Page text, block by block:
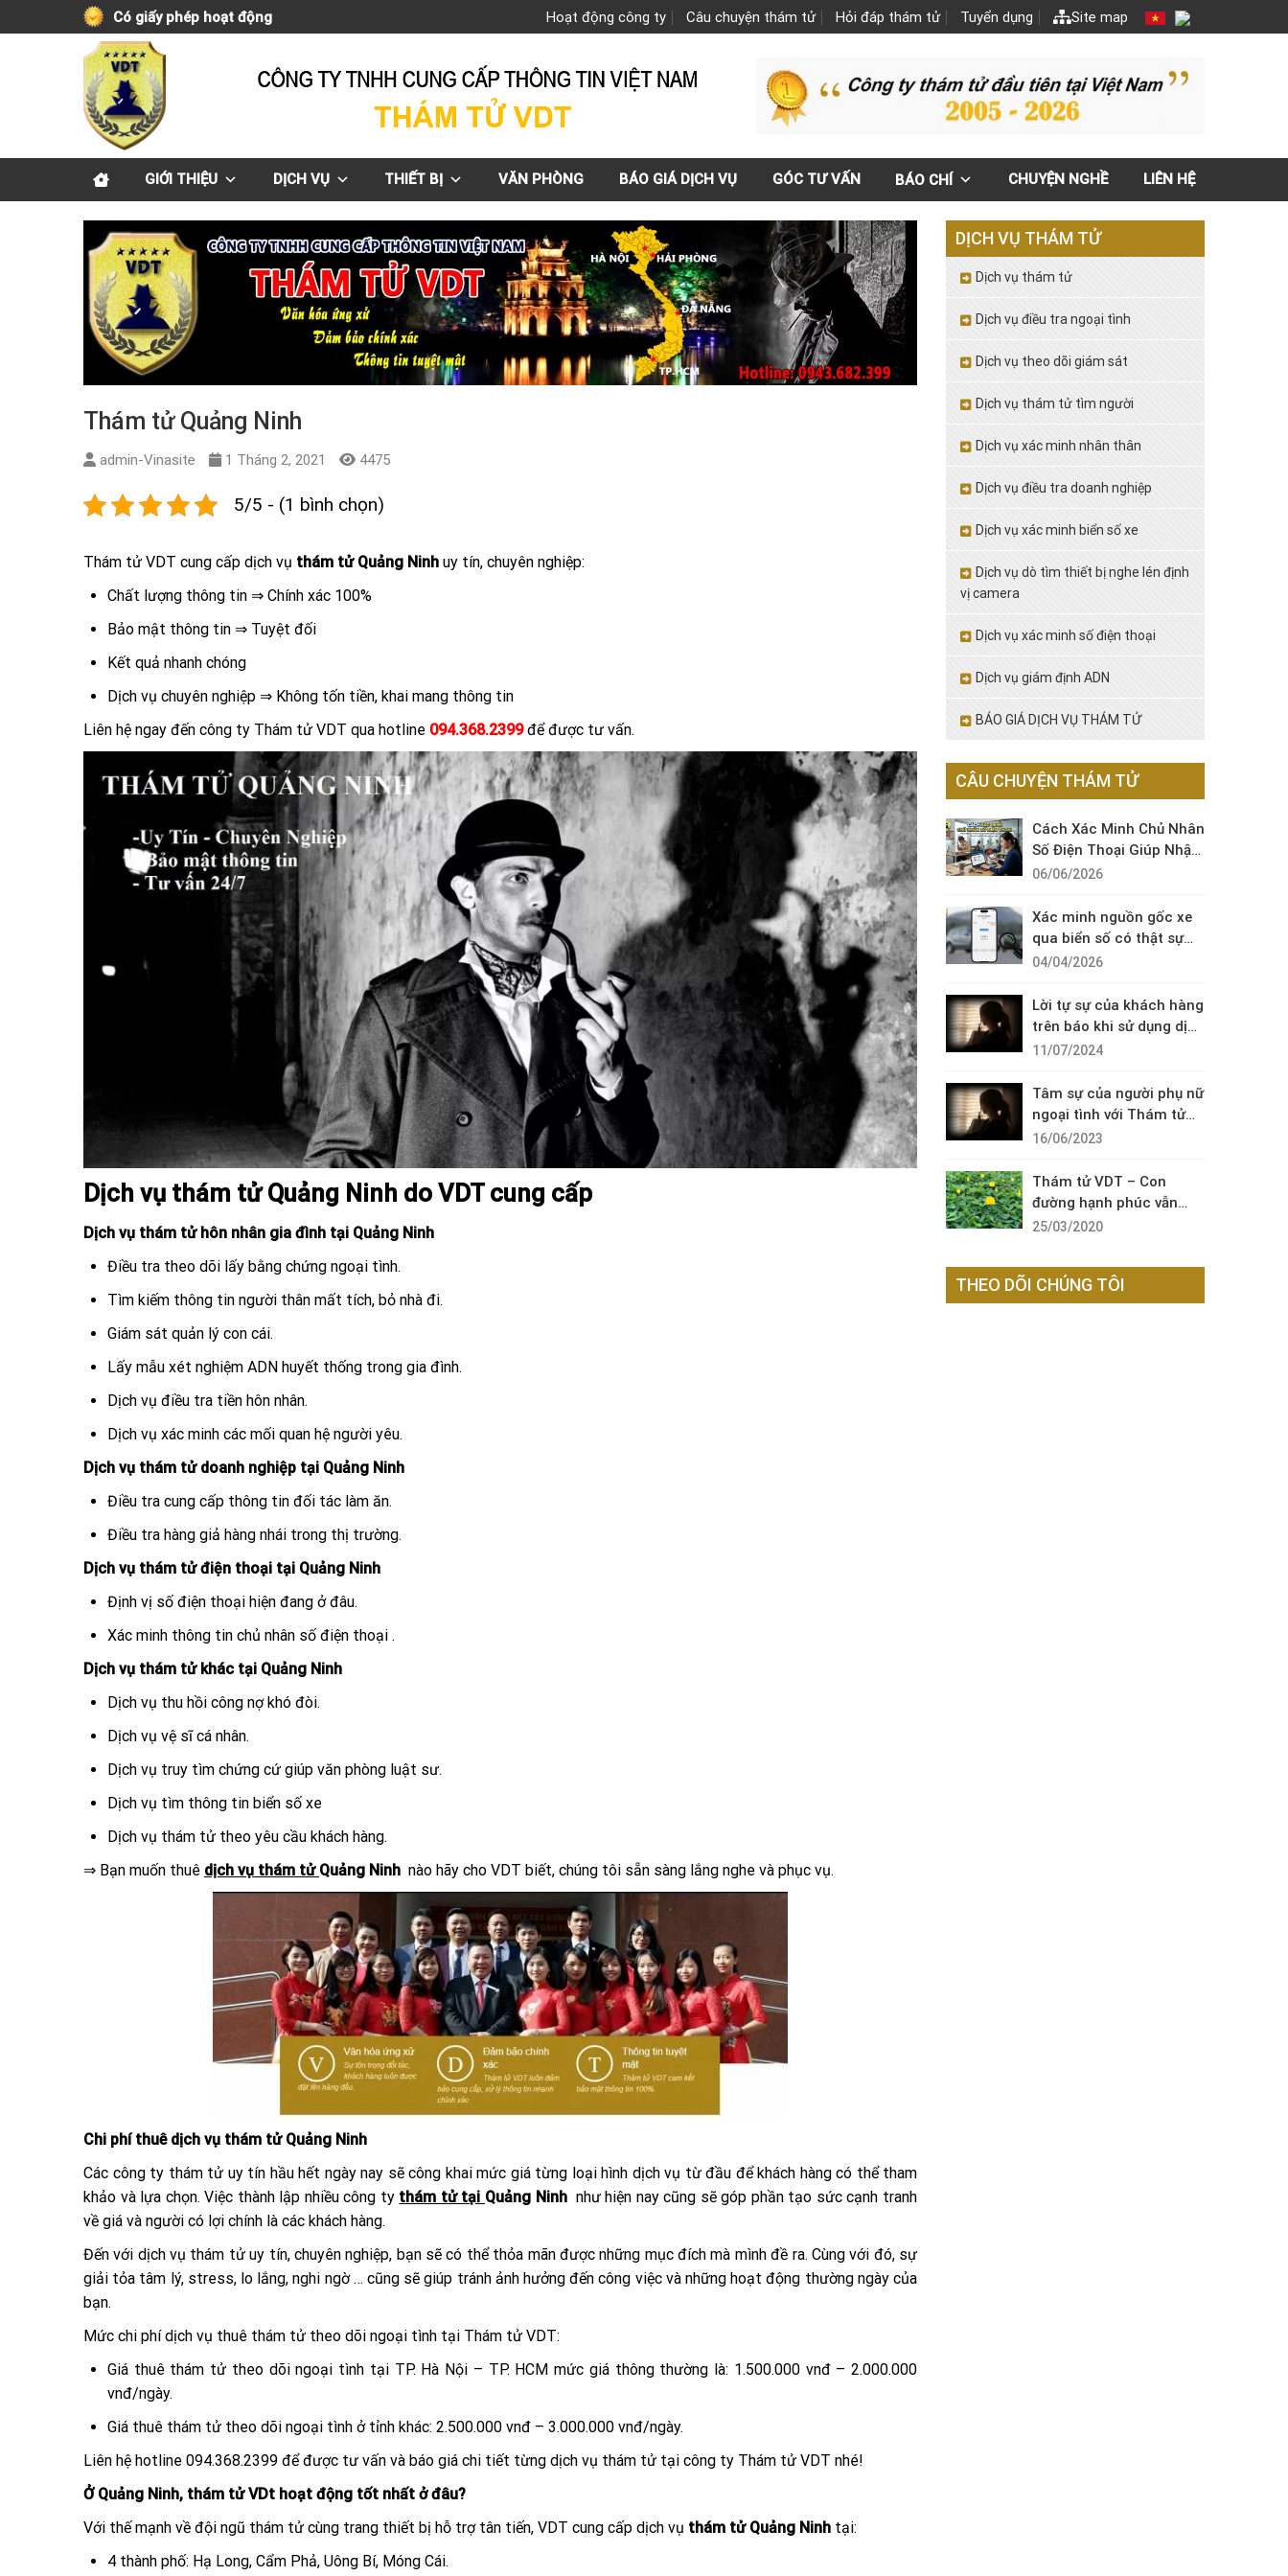
to
Có giấy phép hoạt động Hoạt động công ty Câu chuyện thám tử Hỏi đáp thám tử Tuyển dụng Site map
GIỚI THIỆU DỊCH VỤ THIẾT BỊ VĂN PHÒNG BÁO GIÁ DỊCH VỤ GÓC TƯ VẤN BÁO CHÍ CHUYỆN NGHỀ LIÊN HỆ
Thám tử Quảng Ninh
admin-Vinasite 1 Tháng 2, 2021 4475
5/5 - (1 bình chọn)
Thám tử VDT cung cấp dịch vụ thám tử Quảng Ninh uy tín, chuyên nghiệp:
Chất lượng thông tin ⇒ Chính xác 100%
Bảo mật thông tin ⇒ Tuyệt đối
Kết quả nhanh chóng
Dịch vụ chuyên nghiệp ⇒ Không tốn tiền, khai mang thông tin
Liên hệ ngay đến công ty Thám tử VDT qua hotline 094.368.2399để được tư vấn.
Dịch vụ thám tử Quảng Ninh do VDT cung cấp
Dịch vụ thám tử hôn nhân gia đình tại Quảng Ninh
Điều tra theo dõi lấy bằng chứng ngoại tình.
Tìm kiếm thông tin người thân mất tích, bỏ nhà đi.
Giám sát quản lý con cái.
Lấy mẫu xét nghiệm ADN huyết thống trong gia đình.
Dịch vụ điều tra tiền hôn nhân.
Dịch vụ xác minh các mối quan hệ người yêu.
Dịch vụ thám tử doanh nghiệp tại Quảng Ninh
Điều tra cung cấp thông tin đối tác làm ăn.
Điều tra hàng giả hàng nhái trong thị trường.
Dịch vụ thám tử điện thoại tại Quảng Ninh
Định vị số điện thoại hiện đang ở đâu.
Xác minh thông tin chủ nhân số điện thoại .
Dịch vụ thám tử khác tại Quảng Ninh
Dịch vụ thu hồi công nợ khó đòi.
Dịch vụ vệ sĩ cá nhân.
Dịch vụ truy tìm chứng cứ giúp văn phòng luật sư.
Dịch vụ tìm thông tin biển số xe
Dịch vụ thám tử theo yêu cầu khách hàng.
⇒ Bạn muốn thuê dịch vụ thám tử Quảng Ninh nào hãy cho VDT biết, chúng tôi sẵn sàng lắng nghe và phục vụ.
Chi phí thuê dịch vụ thám tử Quảng Ninh
Các công ty thám tử uy tín hầu hết ngày nay sẽ công khai mức giá từng loại hình dịch vụ từ đầu để khách hàng có thể tham
khảo và lựa chọn. Việc thành lập nhiều công ty thám tử tại Quảng Ninh như hiện nay cũng sẽ góp phần tạo sức cạnh tranh
về giá và người có lợi chính là các khách hàng.
Đến với dịch vụ thám tử uy tín, chuyên nghiệp, bạn sẽ có thể thỏa mãn được những mục đích mà mình đề ra. Cùng với đó, sự
giải tỏa tâm lý, stress, lo lắng, nghi ngờ … cũng sẽ giúp tránh ảnh hưởng đến công việc và những hoạt động thường ngày của
bạn.
Mức chi phí dịch vụ thuê thám tử theo dõi ngoại tình tại Thám tử VDT:
Giá thuê thám tử theo dõi ngoại tình tại TP. Hà Nội – TP. HCM mức giá thông thường là: 1.500.000 vnđ – 2.000.000
vnđ/ngày.
Giá thuê thám tử theo dõi ngoại tình ở tỉnh khác: 2.500.000 vnđ – 3.000.000 vnđ/ngày.
Liên hệ hotline 094.368.2399 để được tư vấn và báo giá chi tiết từng dịch vụ thám tử tại công ty Thám tử VDT nhé!
Ở Quảng Ninh, thám tử VDt hoạt động tốt nhất ở đâu?
Với thế mạnh về đội ngũ thám tử cùng trang thiết bị hỗ trợ tân tiến, VDT cung cấp dịch vụ thám tử Quảng Ninh tại:
4 thành phố: Hạ Long, Cẩm Phả, Uông Bí, Móng Cái.
DỊCH VỤ THÁM TỬ
Dịch vụ thám tử
Dịch vụ điều tra ngoại tình
Dịch vụ theo dõi giám sát
Dịch vụ thám tử tìm người
Dịch vụ xác minh nhân thân
Dịch vụ điều tra doanh nghiệp
Dịch vụ xác minh biển số xe
Dịch vụ dò tìm thiết bị nghe lén định
vị camera
Dịch vụ xác minh số điện thoại
Dịch vụ giám định ADN
BÁO GIÁ DỊCH VỤ THÁM TỬ
CÂU CHUYỆN THÁM TỬ
Cách Xác Minh Chủ Nhân
Số Điện Thoại Giúp Nhận
Diện Cuộc Gọi Đáng Ngờ
06/06/2026
Xác minh nguồn gốc xe
qua biển số có thật sự
cần thiết?
04/04/2026
Lời tự sự của khách hàng
trên báo khi sử dụng dịch
vụ thám tử sài gòn VDT
11/07/2024
Tâm sự của người phụ nữ
ngoại tình với Thám tử
VDT
16/06/2023
Thám tử VDT – Con
đường hạnh phúc vẫn
còn đó !
25/03/2020
THEO DÕI CHÚNG TÔI